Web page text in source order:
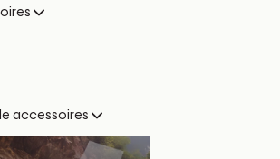
accessoires